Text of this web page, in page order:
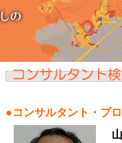
●コンサルタント・プ